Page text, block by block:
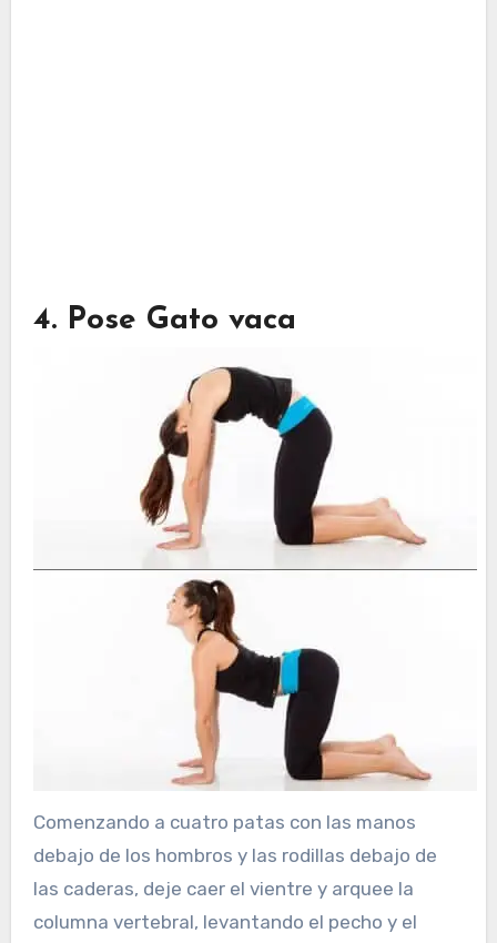
4. Pose Gato vaca
Comenzando a cuatro patas con las manos
debajo de los hombros y las rodillas debajo de
las caderas, deje caer el vientre y arquee la
columna vertebral, levantando el pecho y el